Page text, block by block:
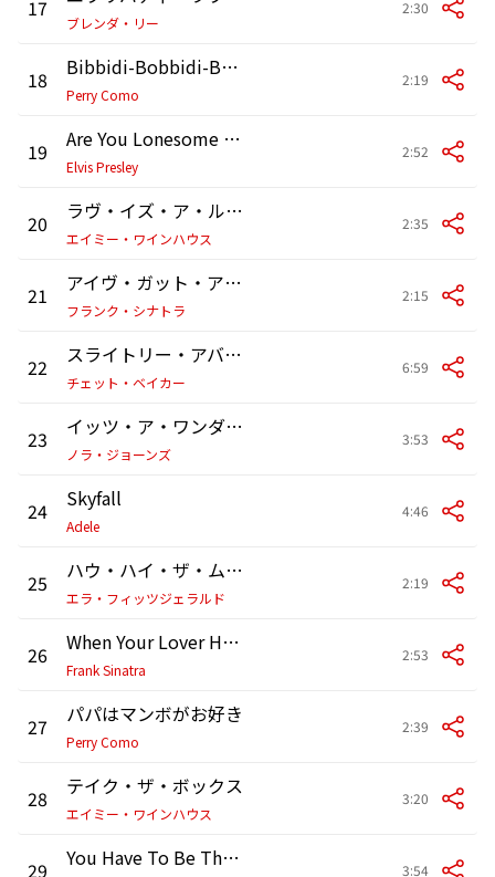
17
ブレンダ・リー
2:30
18 Bibbidi-Bobbidi-Boo (The Magic Song) (As heard in the Netflix series The Umbrella Academy)
Perry Como
2:19
19 Are You Lonesome Tonight? (Laughing)
Elvis Presley
2:52
20 ラヴ・イズ・ア・ルージング・ゲーム
エイミー・ワインハウス
2:35
21 アイヴ・ガット・ア・クラッシュ・オン・ユー
フランク・シナトラ
2:15
22 スライトリー・アバヴ・モデラート
チェット・ベイカー
6:59
23 イッツ・ア・ワンダフル・タイム・フォー・ラヴ
ノラ・ジョーンズ
3:53
24 Skyfall
Adele
4:46
25 ハウ・ハイ・ザ・ムーン
エラ・フィッツジェラルド
2:19
26 When Your Lover Has Gone
Frank Sinatra
2:53
27 パパはマンボがお好き
Perry Como
2:39
28 テイク・ザ・ボックス
エイミー・ワインハウス
3:20
29 You Have To Be There 3:54